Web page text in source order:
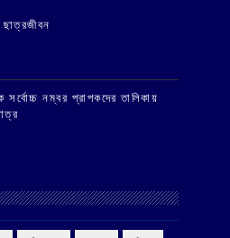
ছাত্রজীবন
সর্বোচ্চ নম্বর প্রাপকদের তালিকায়